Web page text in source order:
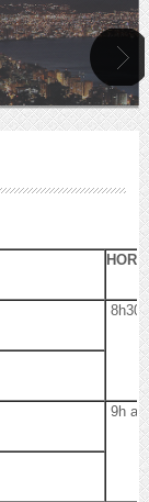
HORA
8h30
9h a